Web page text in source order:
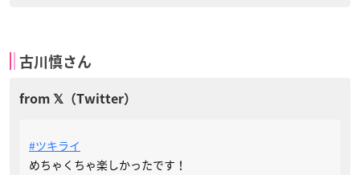
古川慎さん
#ツキライ
めちゃくちゃ楽しかったです！